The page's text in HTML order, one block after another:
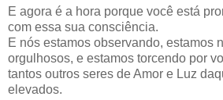
E agora é a hora porque você está
com essa sua consciência.
E nós estamos observando, estamos
orgulhosos, e estamos torcendo por
tantos outros seres de Amor e Luz
elevados.